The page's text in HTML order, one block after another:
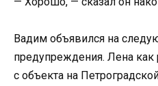
Вадим объявился на
предупреждения. Лена как
с объекта на